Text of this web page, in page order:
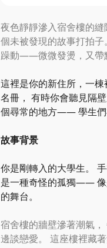
夜色靜靜滲入宿舍樓的
個未被發現的故事打拍
躁動——微微發燙，又帶
這裡是你的新住所，一棟
名冊， 有時你會聽見隔
個尋常的地方—— 學生們
故事背景
你是剛轉入的大學生。
是一種奇怪的孤獨—— 像
的舞台。
宿舍樓的牆壁滲著潮氣
邊談戀愛。 這座樓裡藏